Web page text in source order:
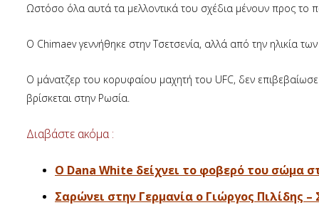
Ωστόσο όλα αυτά τα μελλοντικά του σχέδια μένουν προς το
Ο Chimaev γεννήθηκε στην Τσετσενία, αλλά από την ηλικία
Ο μάνατζερ του κορυφαίου μαχητή του UFC, δεν
βρίσκεται στην Ρωσία.
Διαβάστε ακόμα :
O Dana White δείχνει το φοβερό του σώμα
Σαρώνει στην Γερμανία ο Γιώργος Πιλίδης